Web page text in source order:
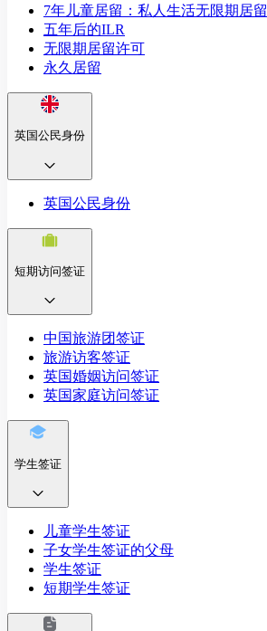
7年儿童居留：私人生活无限期居留
五年后的ILR
无限期居留许可
永久居留
英国公民身份
英国公民身份
短期访问签证
中国旅游团签证
旅游访客签证
英国婚姻访问签证
英国家庭访问签证
学生签证
儿童学生签证
子女学生签证的父母
学生签证
短期学生签证